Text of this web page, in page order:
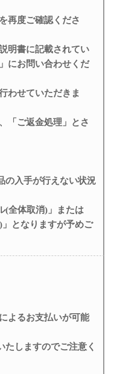
再度ご確認くださ
明書に記載されてい
にお問い合わせくだ
わせていただきま
「ご返金処理」とさ
の入手が行えない状況
(全体取消)」または
」となりますが予めご
よるお支払いが可能
たしますのでご注意く